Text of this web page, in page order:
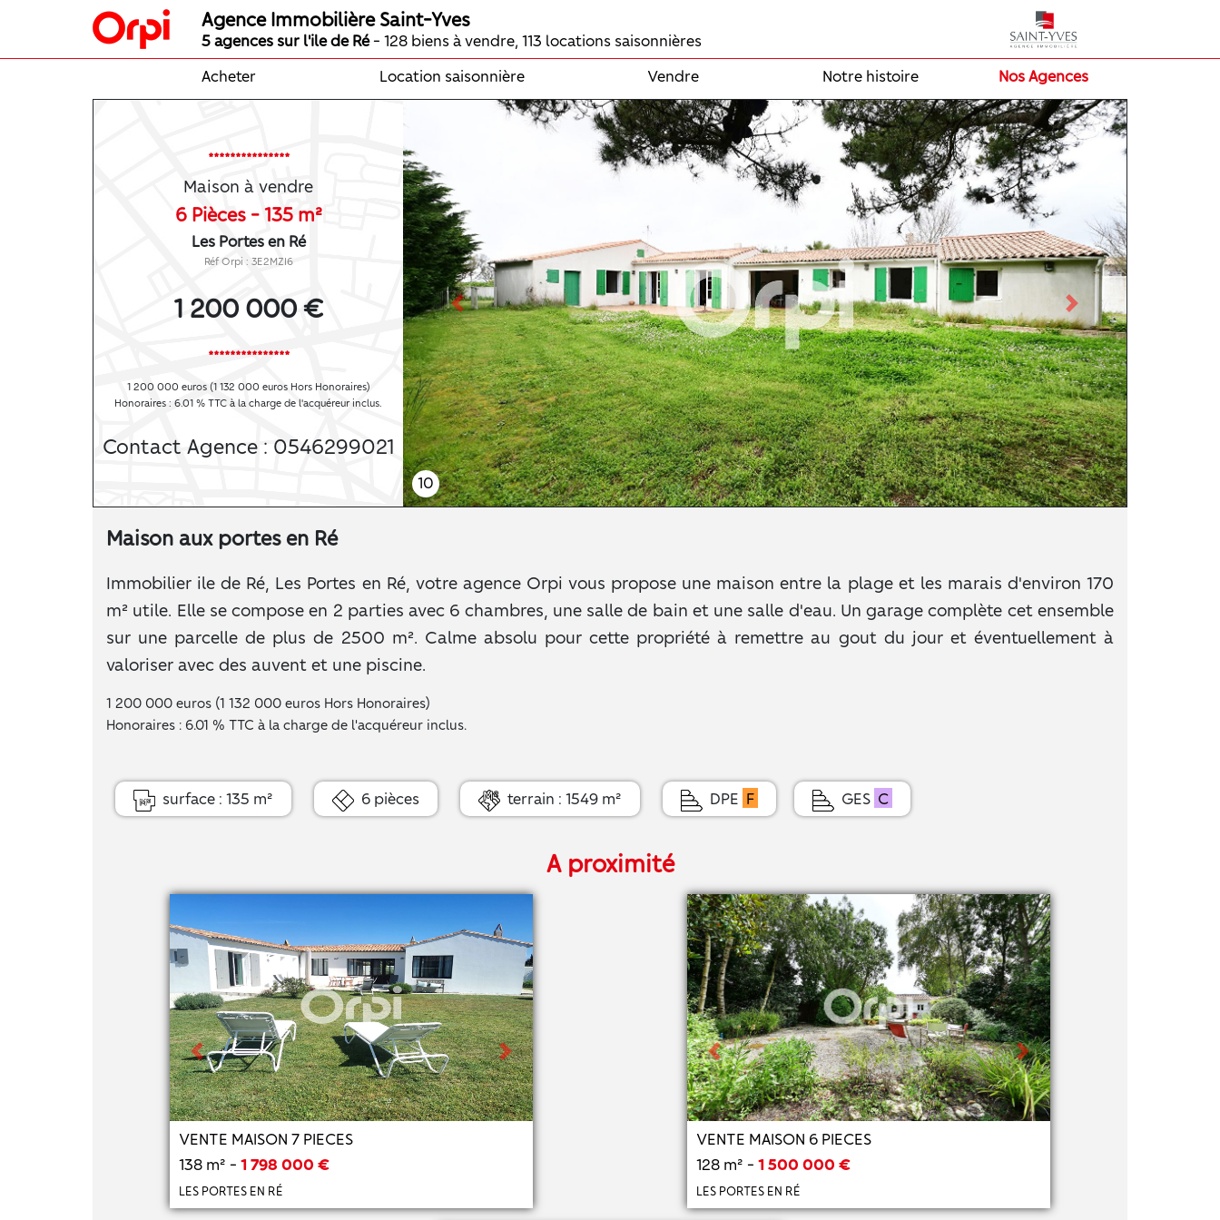
Agence Immobilière Saint-Yves
5 agences sur l'ile de Ré- 128 biens à vendre, 113 locations saisonnières
Nos Agences
Acheter Location saisonnière Vendre Notre histoire
***************
Maison à vendre
6 Pièces - 135 m²
Les Portes en Ré
Réf Orpi : 3E2MZI6
1 200 000 €
***************
1 200 000 euros (1 132 000 euros Hors Honoraires)
Honoraires : 6.01 % TTC à la charge de l'acquéreur inclus.
Contact Agence : 0546299021
Previous Next
10
Maison aux portes en Ré
Immobilier ile de Ré, Les Portes en Ré, votre agence Orpi vous propose une maison entre la plage et les marais d'environ 170
m² utile. Elle se compose en 2 parties avec 6 chambres, une salle de bain et une salle d'eau. Un garage complète cet ensemble
sur une parcelle de plus de 2500 m². Calme absolu pour cette propriété à remettre au gout du jour et éventuellement à
valoriser avec des auvent et une piscine.
1 200 000 euros (1 132 000 euros Hors Honoraires)
Honoraires : 6.01 % TTC à la charge de l'acquéreur inclus.
surface : 135 m² 6 pièces terrain : 1549 m² DPE F GES C
A proximité
VENTE MAISON 7 PIECES
138 m² - 1 798 000 €
LES PORTES EN RÉ
Previous Next
VENTE MAISON 6 PIECES
128 m² - 1 500 000 €
LES PORTES EN RÉ
Previous Next